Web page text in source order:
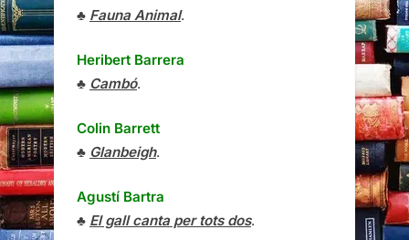
♣ Fauna Animal.
Heribert Barrera
♣ Cambó.
Colin Barrett
♣ Glanbeigh.
Agustí Bartra
♣ El gall canta per tots dos.